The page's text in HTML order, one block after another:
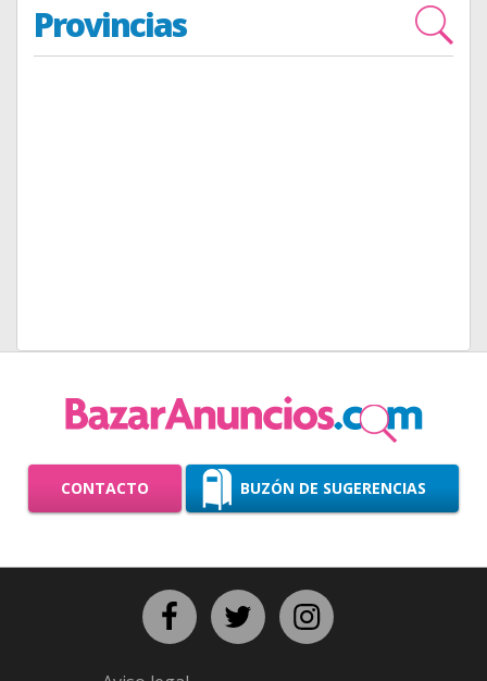
Provincias
CONTACTO BUZÓN DE SUGERENCIAS
Facebook Twitter Instagram